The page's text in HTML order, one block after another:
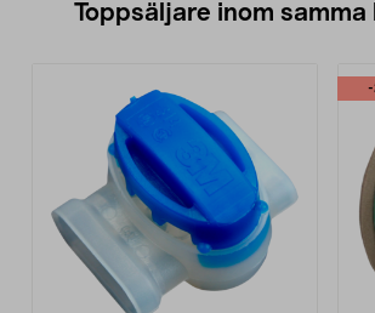
Toppsäljare inom
-